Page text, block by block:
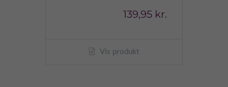
139,95 kr.
Vis produkt